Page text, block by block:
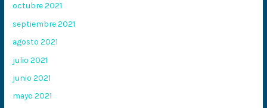
octubre 2021
septiembre 2021
agosto 2021
julio 2021
junio 2021
mayo 2021